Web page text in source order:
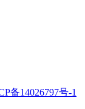
备14026797号-1